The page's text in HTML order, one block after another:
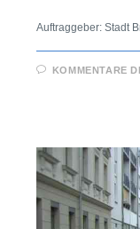
Auftraggeber: Stadt
KOMMENTARE